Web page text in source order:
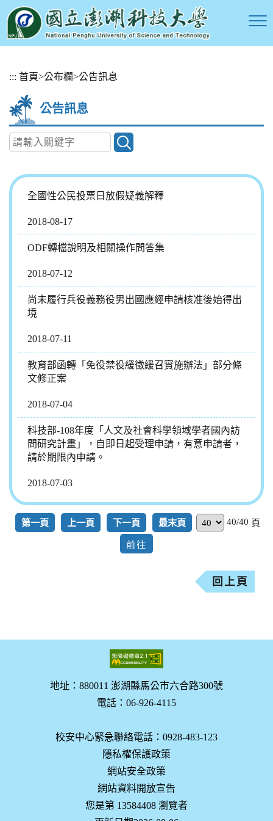
::: 首頁>公布欄>公告訊息
公告訊息
全國性公民投票日放假疑義解釋
2018-08-17
ODF轉檔說明及相關操作問答集
2018-07-12
尚未履行兵役義務役男出國應經申請核准後始得出
境
2018-07-11
教育部函轉「免役禁役緩徵緩召實施辦法」部分條
文修正案
2018-07-04
科技部-108年度「人文及社會科學領域學者國內訪
問研究計畫」，自即日起受理申請，有意申請者，
請於期限內申請。
2018-07-03
第一頁 上一頁 下一頁 最末頁 40/40 頁
回上頁
地址：880011 澎湖縣馬公市六合路300號
電話：06-926-4115
校安中心緊急聯絡電話：0928-483-123
隱私權保護政策
網站安全政策
網站資料開放宣告
您是第 13584408 瀏覽者